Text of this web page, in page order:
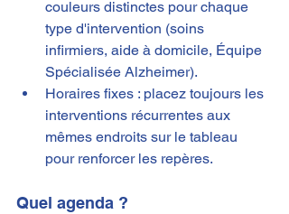
couleurs distinctes pour chaque
type d'intervention (soins
infirmiers, aide à domicile, Équipe
Spécialisée Alzheimer).
Horaires fixes : placez toujours les
interventions récurrentes aux
mêmes endroits sur le tableau
pour renforcer les repères.
Quel agenda ?